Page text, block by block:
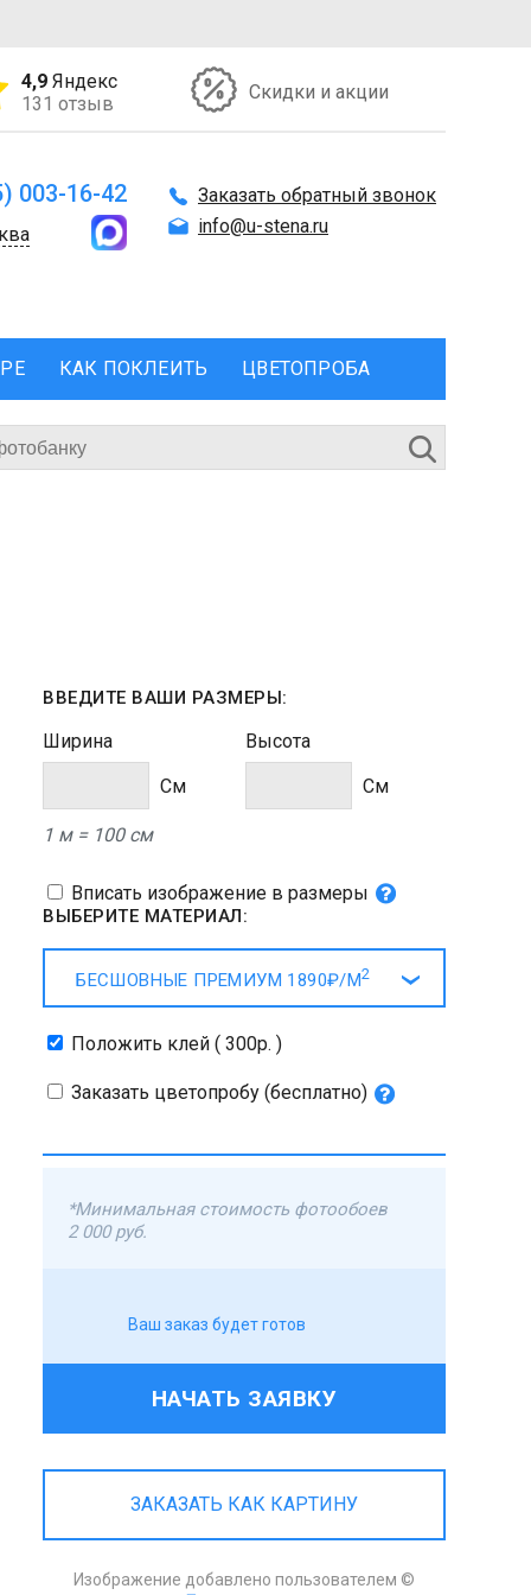
4,9 Яндекс
131 отзыв
Скидки и акции
003-16-42
Заказать обратный звонок
info@u-stena.ru
КАК ПОКЛЕИТЬ ЦВЕТОПРОБА
ВВЕДИТЕ ВАШИ РАЗМЕРЫ:
Ширина
Cм
Высота
Cм
1 м = 100 см
Вписать изображение в размеры
ВЫБЕРИТЕ МАТЕРИАЛ:
БЕСШОВНЫЕ ПРЕМИУМ 1890₽/М2
Положить клей ( 300р. )
Заказать цветопробу (бесплатно)
*Минимальная стоимость фотообоев
2 000 руб.
Ваш заказ будет готов
НАЧАТЬ ЗАЯВКУ
ЗАКАЗАТЬ КАК КАРТИНУ
Изображение добавлено пользователем ©